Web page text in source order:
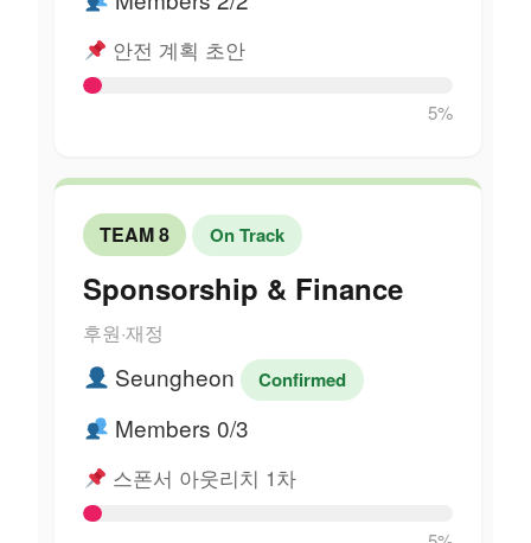
안전 계획 초안
5%
TEAM 8 On Track
Sponsorship & Finance
후원·재정
Seungheon Confirmed
Members 0/3
스폰서 아웃리치 1차